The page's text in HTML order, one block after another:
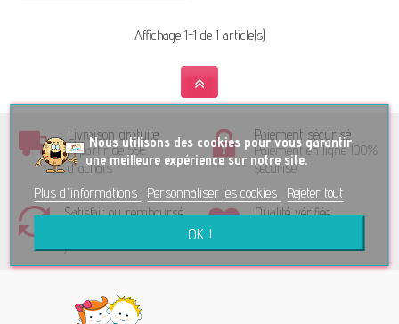
Affichage 1-1 de 1 article(s)
Livraison gratuite
A partir de 55€
d'achats
Paiement sécurisé
Paiement en ligne 100%
sécurisé
Satisfait ou remboursé
jours
Qualité vérifiée
amour
Nous utilisons des cookies pour vous garantir
une meilleure expérience sur notre site.
Plus d'informations
Personnaliser les cookies Rejeter tout
OK !